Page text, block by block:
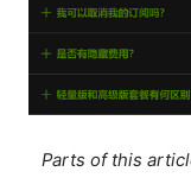
Parts of this